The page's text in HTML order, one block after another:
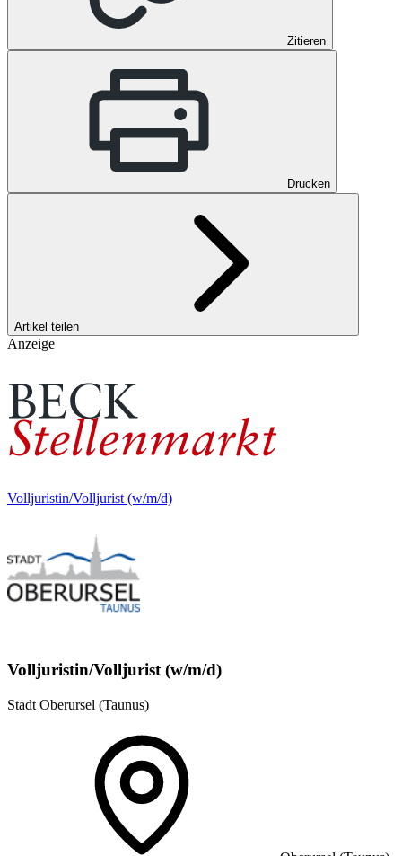
Zitieren
Drucken
Artikel teilen
Anzeige
Volljuristin/Volljurist (w/m/d)
Volljuristin/Volljurist (w/m/d)
Stadt Oberursel (Taunus)